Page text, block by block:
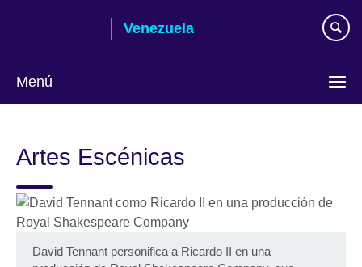
Venezuela
Menú
idioma
Artes Escénicas
David Tennant personifica a Ricardo II en una